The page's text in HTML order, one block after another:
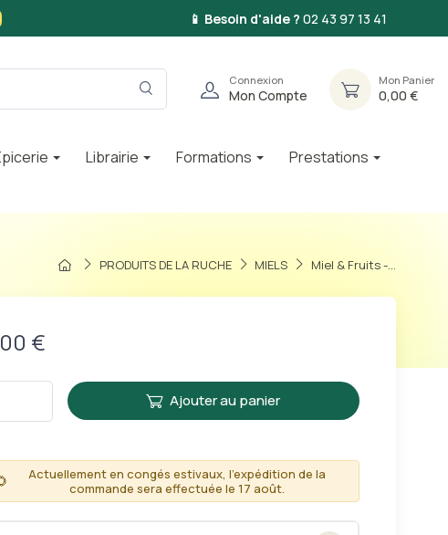
📱 Besoin d'aide ? 02 43 97 13 41
Connexion
Mon Compte
Mon Panier
0,00 €
Librairie Formations Prestations
PRODUITS DE LA RUCHE MIELS Miel & Fruits -...
€
Ajouter au panier
Actuellement en congés estivaux, l'expédition de la
commande sera effectuée le 17 août.